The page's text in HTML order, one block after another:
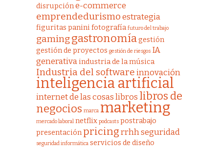
disrupcióne-commerce
emprendedurismoestrategia
figuritas panini fotografía futuro del trabajo
gaminggastronomíagestión
gestión de proyectos gestión de riesgos IA
generativa industria de la música
Industria del softwareinnovación
inteligencia artificial
internet de las cosaslibros libros de
negocios marca marketing
mercado laboral netflix podcasts postrabajo
presentación pricingrrhhseguridad
seguridad informática servicios de diseño